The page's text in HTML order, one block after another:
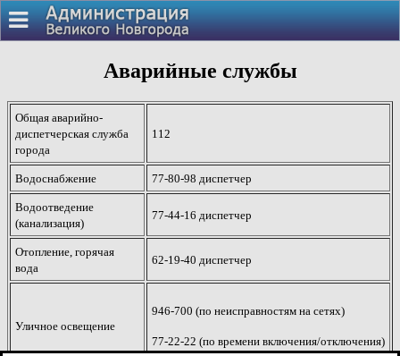
Аварийные службы
Общая аварийно-
диспетчерская служба
города
112
Водоснабжение 77-80-98 диспетчер
Водоотведение
(канализация)
77-44-16 диспетчер
Отопление, горячая
вода
62-19-40 диспетчер
Уличное освещение
946-700 (по неисправностям на сетях)
77-22-22 (по времени включения/отключения)